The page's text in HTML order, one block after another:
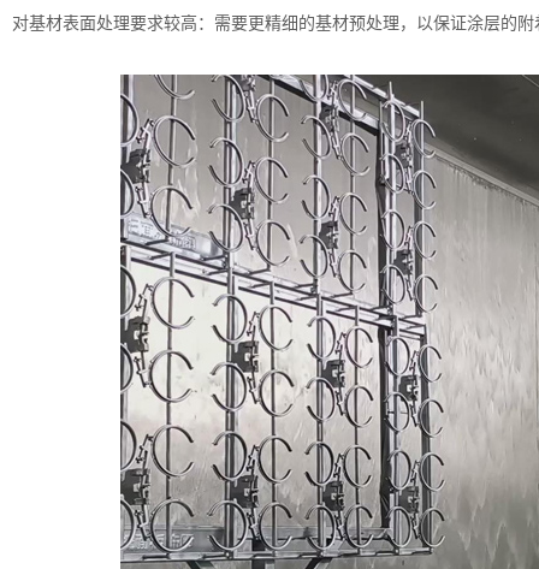
对基材表面处理要求较高：需要更精细的基材预处理，以保证涂层的附